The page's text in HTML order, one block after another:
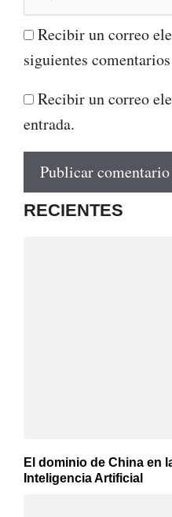
Recibir un correo
siguientes
Recibir un correo
entrada.
RECIENTES
El dominio de China en
Inteligencia Artificial